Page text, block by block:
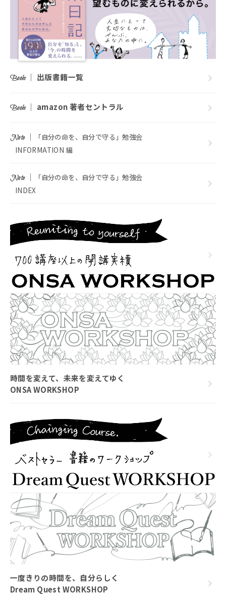
Books｜ 出版書籍一覧
Books｜ amazon 著者セントラル
Note｜
「自分の命を、自分で守る」勉強会
INFORMATION 編
Note｜
「自分の命を、自分で守る」勉強会
INDEX
時間を変えて、未来を変えてゆく
ONSA WORKSHOP
一度きりの時間を、自分らしく
Dream Quest WORKSHOP